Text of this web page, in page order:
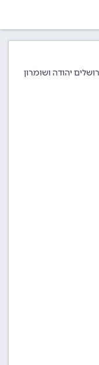
יהודה ושומרון